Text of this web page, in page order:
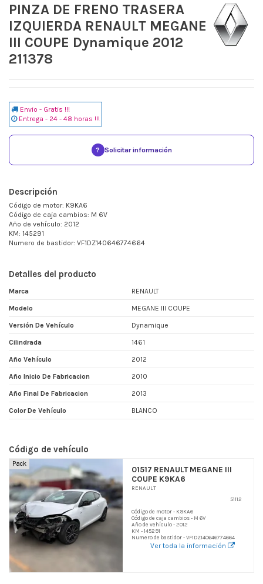
PINZA DE FRENO TRASERA
IZQUIERDA RENAULT MEGANE
III COUPE Dynamique 2012
211378
Envio - Gratis !!!
Entrega - 24 - 48 horas !!!
? Solicitar información
Descripción
Código de motor: K9KA6
Código de caja cambios: M 6V
Año de vehículo: 2012
KM: 145291
Numero de bastidor: VF1DZ140646774664
Detalles del producto
Marca RENAULT
Modelo MEGANE III COUPE
Versión De Vehículo Dynamique
Cilindrada 1461
Año Vehículo 2012
Año Inicio De Fabricacion 2010
Año Final De Fabricacion 2013
Color De Vehículo BLANCO
Código de vehículo
Pack
01517 RENAULT MEGANE III
COUPE K9KA6
RENAULT
51112
Código de motor - K9KA6
Código de caja cambios - M 6V
Año de vehículo - 2012
KM - 145291
Numero de bastidor - VF1DZ140646774664
Ver toda la información